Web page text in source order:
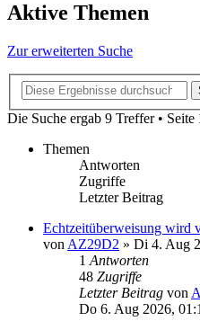
Aktive Themen
Zur erweiterten Suche
Die Suche ergab 9 Treffer • Seite
Themen
Antworten
Zugriffe
Letzter Beitrag
Echtzeitüberweisung wird
von AZ29D2 » Di 4. Aug
1 Antworten
48 Zugriffe
Letzter Beitrag von
Do 6. Aug 2026,